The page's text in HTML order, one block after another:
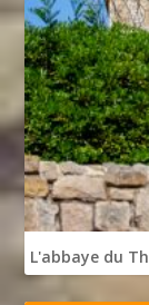
L'abbaye du